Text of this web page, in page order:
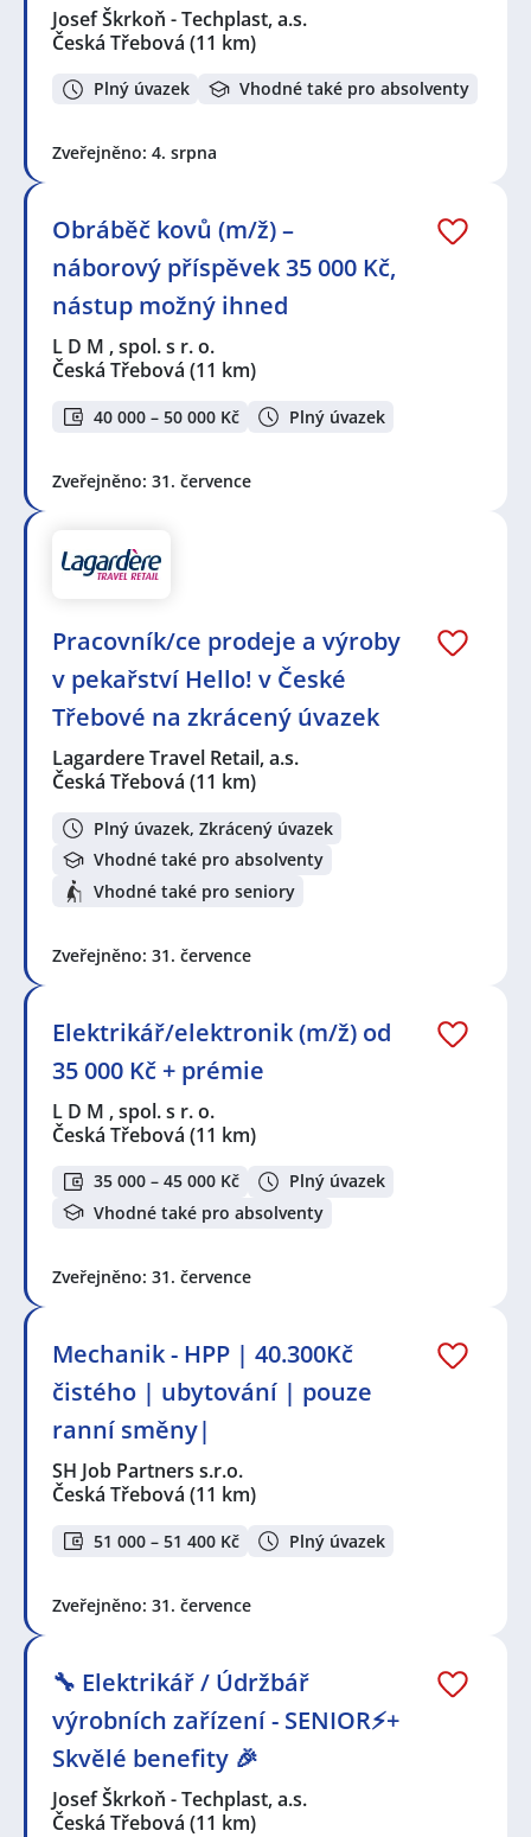
Josef Škrkoň - Techplast, a.s.
Česká Třebová (11 km)
Plný úvazek Vhodné také pro absolventy
Zveřejněno: 4. srpna
Obráběč kovů (m/ž) –
náborový příspěvek 35 000 Kč,
nástup možný ihned
L D M , spol. s r. o.
Česká Třebová (11 km)
40 000 – 50 000 Kč Plný úvazek
Zveřejněno: 31. července
Pracovník/ce prodeje a výroby
v pekařství Hello! v České
Třebové na zkrácený úvazek
Lagardere Travel Retail, a.s.
Česká Třebová (11 km)
Plný úvazek, Zkrácený úvazek
Vhodné také pro absolventy
Vhodné také pro seniory
Zveřejněno: 31. července
Elektrikář/elektronik (m/ž) od
35 000 Kč + prémie
L D M , spol. s r. o.
Česká Třebová (11 km)
35 000 – 45 000 Kč
Plný úvazek
Vhodné také pro absolventy
Zveřejněno: 31. července
Mechanik - HPP | 40.300Kč
čistého | ubytování | pouze
ranní směny|
SH Job Partners s.r.o.
Česká Třebová (11 km)
51 000 – 51 400 Kč Plný úvazek
Zveřejněno: 31. července
🔧 Elektrikář / Údržbář
výrobních zařízení - SENIOR⚡+
Skvělé benefity 🎉
Josef Škrkoň - Techplast, a.s.
Česká Třebová (11 km)